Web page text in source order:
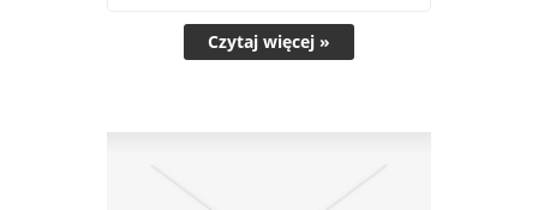
Czytaj więcej »